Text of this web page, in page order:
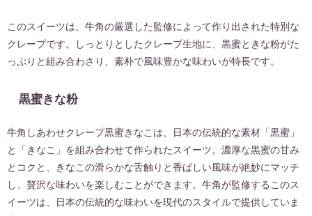
このスイーツは、牛角の厳選した監修によって作り出された特別な
クレープです。しっとりとしたクレープ生地に、黒蜜ときな粉がた
っぷりと組み合わさり、素朴で風味豊かな味わいが特長です。
黒蜜きな粉
牛角しあわせクレープ黒蜜きなこは、日本の伝統的な素材「黒蜜」
と「きなこ」を組み合わせて作られたスイーツ。濃厚な黒蜜の甘み
とコクと、きなこの滑らかな舌触りと香ばしい風味が絶妙にマッチ
し、贅沢な味わいを楽しむことができます。牛角が監修するこのス
イーツは、日本の伝統的な味わいを現代のスタイルで提供していま